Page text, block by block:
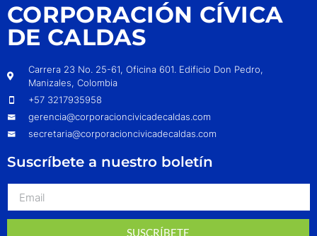
CORPORACIÓN CÍVICA
DE CALDAS
Carrera 23 No. 25-61, Oficina 601. Edificio Don Pedro,
Manizales, Colombia
+57 3217935958
gerencia@corporacioncivicadecaldas.com
secretaria@corporacioncivicadecaldas.com
Suscríbete a nuestro boletín
SUSCRÍBETE